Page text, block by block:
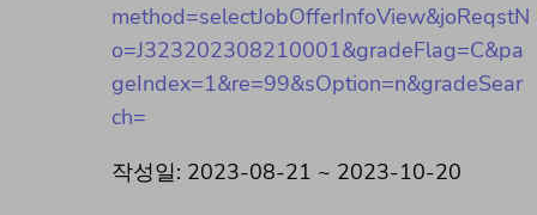
method=selectJobOfferInfoView&joReqstN
o=J323202308210001&gradeFlag=C&pa
geIndex=1&re=99&sOption=n&gradeSear
ch=
작성일: 2023-08-21 ~ 2023-10-20